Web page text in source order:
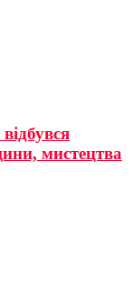
мистецтва